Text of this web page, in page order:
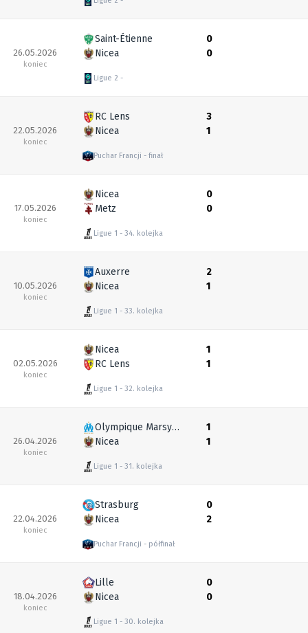
26.05.2026
koniec
Saint-Étienne
Nicea
Ligue 2
0
0
22.05.2026
koniec
RC Lens
Nicea
Puchar Francji finał
3
1
17.05.2026
koniec
Nicea
Metz
Ligue 1 34. kolejka
0
0
10.05.2026
koniec
Auxerre
Nicea
Ligue 1 33. kolejka
2
1
02.05.2026
koniec
Nicea
RC Lens
Ligue 1 32. kolejka
1
1
26.04.2026
koniec
Olympique Marsylia
Nicea
Ligue 1 31. kolejka
1
1
22.04.2026
koniec
Strasburg
Nicea
Puchar Francji półfinał
0
2
18.04.2026
koniec
Lille
Nicea
Ligue 1 30. kolejka
0
0